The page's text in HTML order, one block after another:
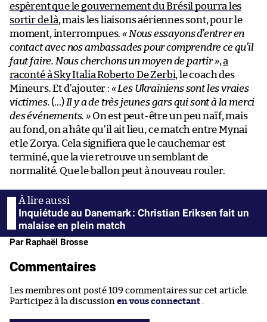
espèrent que le gouvernement du Brésil pourra les
sortir de là, mais les liaisons aériennes sont, pour le
moment, interrompues.« Nous essayons d’entrer en
contact avec nos ambassades pour comprendre ce qu’il
faut faire. Nous cherchons un moyen de partir »,a
raconté à Sky Italia Roberto De Zerbi, le coach des
Mineurs. Et d’ajouter : « Les Ukrainiens sont les vraies
victimes.(…) Il y a de très jeunes gars qui sont à la merci
des événements. »On est peut-être un peu naïf, mais
au fond, on a hâte qu’il ait lieu, ce match entre Mynai
et le Zorya. Cela signifiera que le cauchemar est
terminé, que la vie retrouve un semblant de
normalité. Que le ballon peut à nouveau rouler.
Inquiétude au Danemark : Christian Eriksen fait un
malaise en plein match
Par Raphaël Brosse
Commentaires
Les membres ont posté 109 commentaires sur cet article.
Participez à la discussion en vous connectant